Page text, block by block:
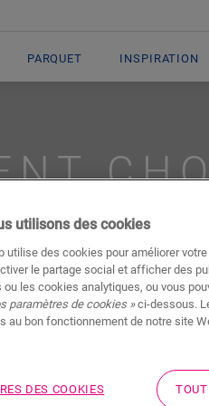
PARQUET INSPIRATION
utilisons des cookies
utilise des cookies pour améliorer
le partage social et afficher des
ou les cookies analytiques, ou vous
paramètres de cookies »ci-dessous.
au bon fonctionnement de notre site
DES COOKIES TOUT